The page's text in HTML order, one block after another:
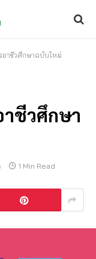
อาชีวศึกษาฉบับใหม่
าชีวศึกษา
1 Min Read